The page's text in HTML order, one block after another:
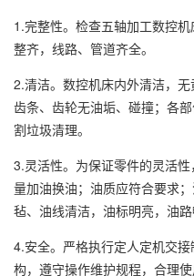
1.完整性。检查五轴加工数控
整齐，线路、管道齐全。
2.清洁。数控机床内外清洁，无
齿条、齿轮无油垢、碰撞；各
割垃圾清理。
3.灵活性。为保证零件的灵活
量加油换油；油质应符合要求
毡、油线清洁，油标明亮，油路
4.安全。严格执行定人定机交
构，遵守操作维护规程，合理